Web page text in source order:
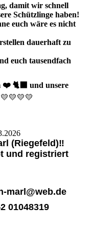
damit wir schnell
Schützlinge haben!
euch wäre es nicht
dauerhaft zu
euch tausendfach
❤️ 🐈‍⬛ und unsere
(Riegefeld)‼️
und registriert
marl@web.de
01048319